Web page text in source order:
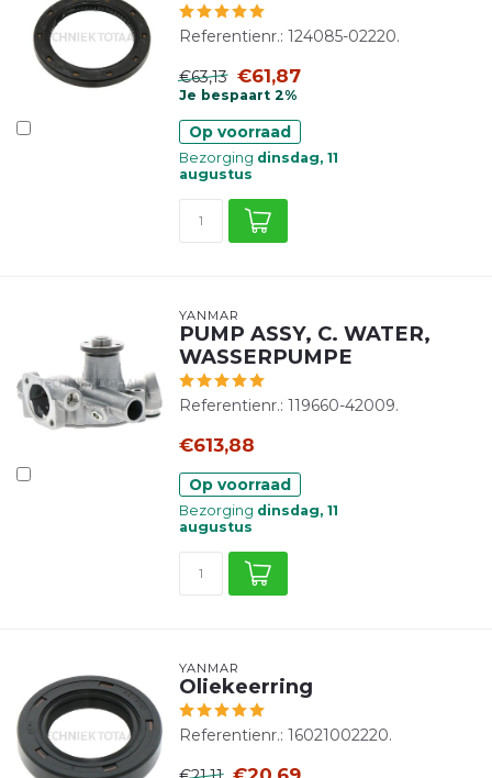
Referentienr.: 124085-02220.
€63,13 €61,87
Je bespaart 2%
Op voorraad
Bezorging dinsdag, 11
augustus
YANMAR
PUMP ASSY, C. WATER,
WASSERPUMPE
Referentienr.: 119660-42009.
€613,88
Op voorraad
Bezorging dinsdag, 11
augustus
YANMAR
Oliekeerring
Referentienr.: 16021002220.